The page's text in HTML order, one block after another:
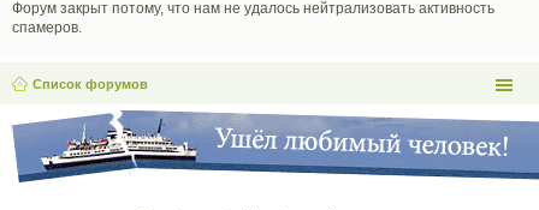
Форум закрыт потому, что нам не удалось нейтрализовать активность
спамеров.
Список форумов